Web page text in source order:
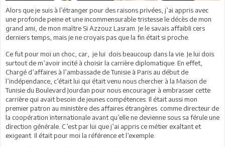
Alors que je suis à l’étranger pour des raisons privées, j’ai appris avec
une profonde peine et une incommensurable tristesse le décès de mon
grand ami, de mon maître Si Azzouz Lasram. Je le savais affaibli cers
derniers temps, mais je ne croyais pas que la fin était si proche.
Ce fut pour moi un choc, car, je lui dois beaucoup dans la vie. Je lui dois
surtout de m’avoir incité à choisir la carrière diplomatique. En effet,
Chargé d’affaires à l’ambassade de Tunisie à Paris au début de
l’indépendance, c’était lui qui était venu nous chercher à la Maison de
Tunisie du Boulevard Jourdan pour nous encourager à embrasser cette
carrière qui avait besoin de jeunes compétences. Il était aussi mon
premier patron au ministère des affaires étrangères comme directeur de
la coopération internationale avant qu’elle ne devienne sous sa férule une
direction générale. C’est par lui que j’ai appris ce métier exaltant et
exigeant. Il était pour moi la référence et l’exemple.